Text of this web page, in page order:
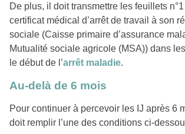
De plus, il doit transmettre les feuillets n°1
certificat médical d’arrêt de travail à son
sociale (Caisse primaire d’assurance
Mutualité sociale agricole (MSA)) dans
le début de l’arrêt maladie.
Au-delà de 6 mois
Pour continuer à percevoir les IJ après 6
doit remplir l’une des conditions ci-